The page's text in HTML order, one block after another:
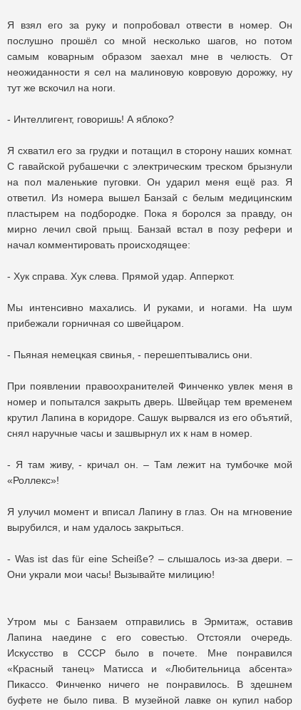
Я взял его за руку и попробовал отвести в номер. Он
послушно прошёл со мной несколько шагов, но потом
самым коварным образом заехал мне в челюсть. От
неожиданности я сел на малиновую ковровую дорожку, ну
тут же вскочил на ноги.
- Интеллигент, говоришь! А яблоко?
Я схватил его за грудки и потащил в сторону наших комнат.
С гавайской рубашечки с электрическим треском брызнули
на пол маленькие пуговки. Он ударил меня ещё раз. Я
ответил. Из номера вышел Банзай с белым медицинским
пластырем на подбородке. Пока я боролся за правду, он
мирно лечил свой прыщ. Банзай встал в позу рефери и
начал комментировать происходящее:
- Хук справа. Хук слева. Прямой удар. Апперкот.
Мы интенсивно махались. И руками, и ногами. На шум
прибежали горничная со швейцаром.
- Пьяная немецкая свинья, - перешептывались они.
При появлении правоохранителей Финченко увлек меня в
номер и попытался закрыть дверь. Швейцар тем временем
крутил Лапина в коридоре. Сашук вырвался из его объятий,
снял наручные часы и зашвырнул их к нам в номер.
- Я там живу, - кричал он. – Там лежит на тумбочке мой
«Роллекс»!
Я улучил момент и вписал Лапину в глаз. Он на мгновение
вырубился, и нам удалось закрыться.
- Was ist das für eine Scheiße? – слышалось из-за двери. –
Они украли мои часы! Вызывайте милицию!
Утром мы с Банзаем отправились в Эрмитаж, оставив
Лапина наедине с его совестью. Отстояли очередь.
Искусство в СССР было в почете. Мне понравился
«Красный танец» Матисса и «Любительница абсента»
Пикассо. Финченко ничего не понравилось. В здешнем
буфете не было пива. В музейной лавке он купил набор